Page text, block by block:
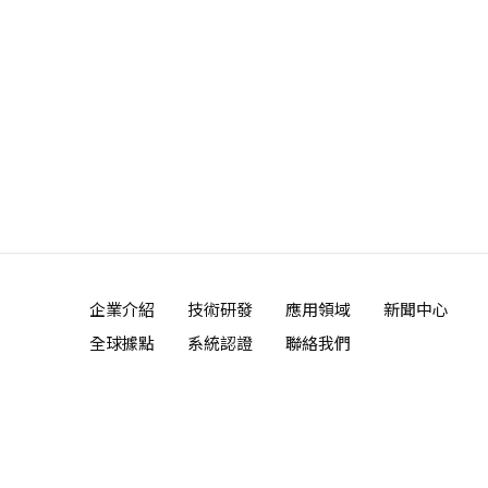
企業介紹 技術研發 應用領域
新聞中心
全球據點
系統認證 聯絡我們